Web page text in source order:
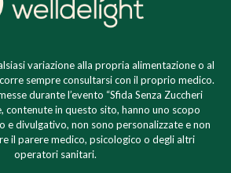
variazione alla propria alimentazione o al
sempre consultarsi con il proprio medico.
durante l’evento “Sfida Senza Zuccheri
contenute in questo sito, hanno uno scopo
e divulgativo, non sono personalizzate e non
il parere medico, psicologico o degli altri
operatori sanitari.